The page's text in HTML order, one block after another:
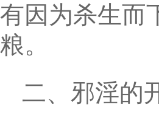
有因为杀生而
粮。
二、邪淫的